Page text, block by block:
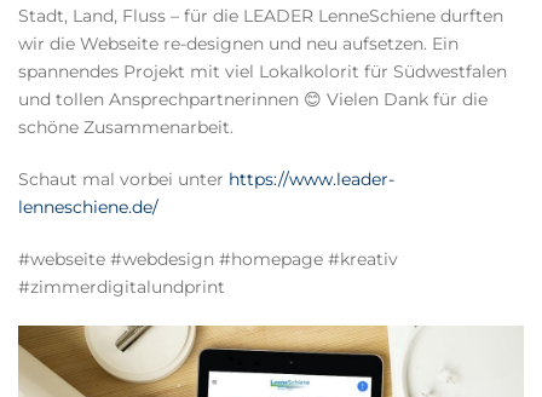
Stadt, Land, Fluss – für die LEADER LenneSchiene durften
wir die Webseite re-designen und neu aufsetzen. Ein
spannendes Projekt mit viel Lokalkolorit für Südwestfalen
und tollen Ansprechpartnerinnen 😊 Vielen Dank für die
schöne Zusammenarbeit.
Schaut mal vorbei unter https://www.leader-
lenneschiene.de/
#webseite #webdesign #homepage #kreativ
#zimmerdigitalundprint